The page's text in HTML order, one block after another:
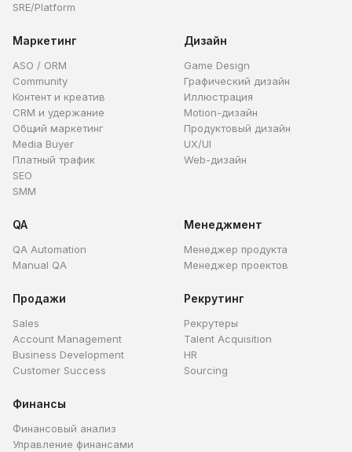
SRE/Platform
Маркетинг
ASO / ORM
Community
Контент и креатив
CRM и удержание
Общий маркетинг
Media Buyer
Платный трафик
SEO
SMM
Дизайн
Game Design
Графический дизайн
Иллюстрация
Motion-дизайн
Продуктовый дизайн
UX/UI
Web-дизайн
QA
QA Automation
Manual QA
Менеджмент
Менеджер продукта
Менеджер проектов
Продажи
Sales
Account Management
Business Development
Customer Success
Рекрутинг
Рекрутеры
Talent Acquisition
HR
Sourcing
Финансы
Финансовый анализ
Управление финансами